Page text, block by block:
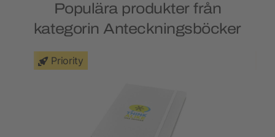
Populära produkter från
kategorin Anteckningsböcker
Priority